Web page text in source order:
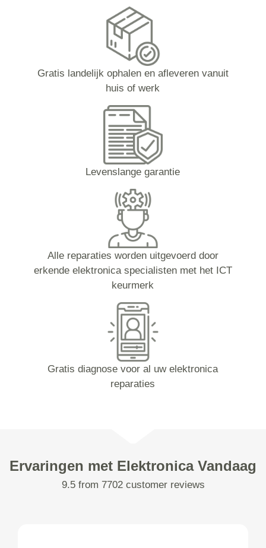
Gratis landelijk ophalen en afleveren vanuit
huis of werk
Levenslange garantie
Alle reparaties worden uitgevoerd door
erkende elektronica specialisten met het ICT
keurmerk
Gratis diagnose voor al uw elektronica
reparaties
Ervaringen met Elektronica Vandaag
9.5 from 7702 customer reviews